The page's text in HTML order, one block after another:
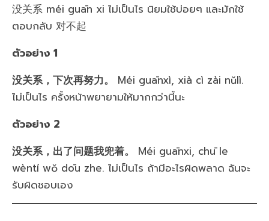
没关系 méi guān xi ไม่เป็นไร นิยมใช้บ่อยๆ และมักใช้
ตอบกลับ 对不起
ตัวอย่าง 1
没关系，下次再努力。
Méi guānxì, xià cì zài nǔlì.
ไม่เป็นไร ครั้งหน้าพยายามให้มากกว่านี้นะ
ตัวอย่าง 2
没关系，出了问题我兜着。
Méi guānxi, chū le
wèntí wǒ dōu zhe. ไม่เป็นไร ถ้ามีอะไรผิดพลาด ฉันจะ
รับผิดชอบเอง